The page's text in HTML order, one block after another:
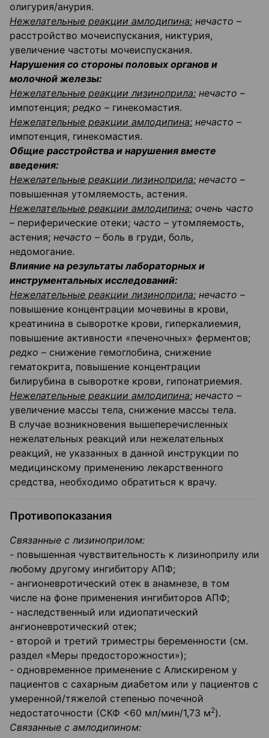
олигурия/анурия.
Нежелательные реакции амлодипина: нечасто –
расстройство мочеиспускания, никтурия,
увеличение частоты мочеиспускания.
Нарушения со стороны половых органов и
молочной железы:
Нежелательные реакции лизиноприла: нечасто –
импотенция; редко – гинекомастия.
Нежелательные реакции амлодипина: нечасто –
импотенция, гинекомастия.
Общие расстройства и нарушения вместе
введения:
Нежелательные реакции лизиноприла: нечасто –
повышенная утомляемость, астения.
Нежелательные реакции амлодипина: очень часто
– периферические отеки; часто – утомляемость,
астения; нечасто – боль в груди, боль,
недомогание.
Влияние на результаты лабораторных и
инструментальных исследований:
Нежелательные реакции лизиноприла: нечасто –
повышение концентрации мочевины в крови,
креатинина в сыворотке крови, гиперкалиемия,
повышение активности «печеночных» ферментов;
редко – снижение гемоглобина, снижение
гематокрита, повышение концентрации
билирубина в сыворотке крови, гипонатриемия.
Нежелательные реакции амлодипина: нечасто –
увеличение массы тела, снижение массы тела.
В случае возникновения вышеперечисленных
нежелательных реакций или нежелательных
реакций, не указанных в данной инструкции по
медицинскому применению лекарственного
средства, необходимо обратиться к врачу.
Противопоказания
Связанные с лизиноприлом:
- повышенная чувствительность к лизиноприлу или
любому другому ингибитору АПФ;
- ангионевротический отек в анамнезе, в том
числе на фоне применения ингибиторов АПФ;
- наследственный или идиопатический
ангионевротический отек;
- второй и третий триместры беременности (см.
раздел «Меры предосторожности»);
- одновременное применение с Алискиреном у
пациентов с сахарным диабетом или у пациентов с
умеренной/тяжелой степенью почечной
недостаточности (СКФ <60 мл/мин/1,73 м2).
Связанные с амлодипином: